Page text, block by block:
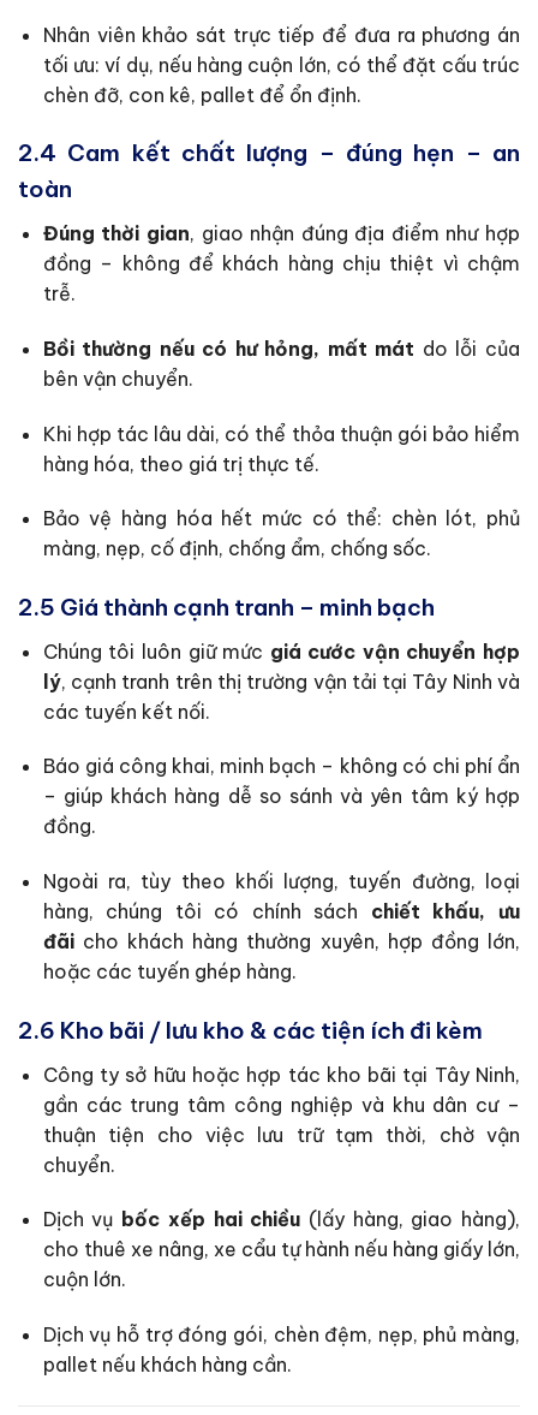
Nhân viên khảo sát trực tiếp để đưa ra phương án
tối ưu: ví dụ, nếu hàng cuộn lớn, có thể đặt cấu trúc
chèn đỡ, con kê, pallet để ổn định.
2.4 Cam kết chất lượng – đúng hẹn – an
toàn
Đúng thời gian, giao nhận đúng địa điểm như hợp
đồng – không để khách hàng chịu thiệt vì chậm
trễ.
Bồi thường nếu có hư hỏng, mất mát do lỗi của
bên vận chuyển.
Khi hợp tác lâu dài, có thể thỏa thuận gói bảo hiểm
hàng hóa, theo giá trị thực tế.
Bảo vệ hàng hóa hết mức có thể: chèn lót, phủ
màng, nẹp, cố định, chống ẩm, chống sốc.
2.5 Giá thành cạnh tranh – minh bạch
Chúng tôi luôn giữ mức giá cước vận chuyển hợp
lý, cạnh tranh trên thị trường vận tải tại Tây Ninh và
các tuyến kết nối.
Báo giá công khai, minh bạch – không có chi phí ẩn
– giúp khách hàng dễ so sánh và yên tâm ký hợp
đồng.
Ngoài ra, tùy theo khối lượng, tuyến đường, loại
hàng, chúng tôi có chính sách chiết khấu, ưu
đãicho khách hàng thường xuyên, hợp đồng lớn,
hoặc các tuyến ghép hàng.
2.6 Kho bãi / lưu kho & các tiện ích đi kèm
Công ty sở hữu hoặc hợp tác kho bãi tại Tây Ninh,
gần các trung tâm công nghiệp và khu dân cư –
thuận tiện cho việc lưu trữ tạm thời, chờ vận
chuyển.
Dịch vụ bốc xếp hai chiều (lấy hàng, giao hàng),
cho thuê xe nâng, xe cẩu tự hành nếu hàng giấy lớn,
cuộn lớn.
Dịch vụ hỗ trợ đóng gói, chèn đệm, nẹp, phủ màng,
pallet nếu khách hàng cần.